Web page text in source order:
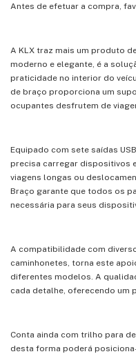
Antes de efetuar a compra,
A KLX traz mais um produto
moderno e elegante, é a
praticidade no interior do
de braço proporciona um
ocupantes desfrutem de
Equipado com sete saídas
precisa carregar dispositivos
viagens longas ou
Braço garante que todos os
necessária para seus
A compatibilidade com
caminhonetes, torna este
diferentes modelos. A
cada detalhe, oferecendo um
Conta ainda com trilho para
desta forma poderá